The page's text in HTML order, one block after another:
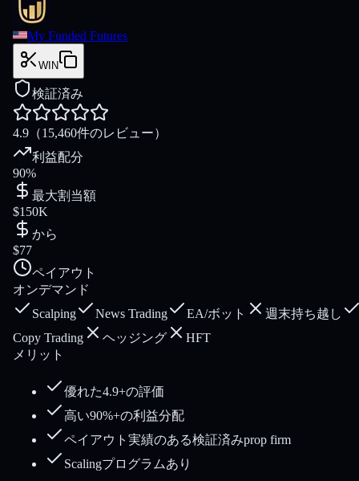
My Funded Futures
WIN
検証済み
4.9 （15,460件のレビュー）
利益配分
90%
最大割当額
$150K
から
$77
ペイアウト
オンデマンド
Scalping
News Trading EA/ボット
週末持ち越し
Copy Trading
ヘッジング
HFT
メリット
優れた4.9+の評価
高い90%+の利益分配
ペイアウト実績のある検証済みprop firm
Scalingプログラムあり